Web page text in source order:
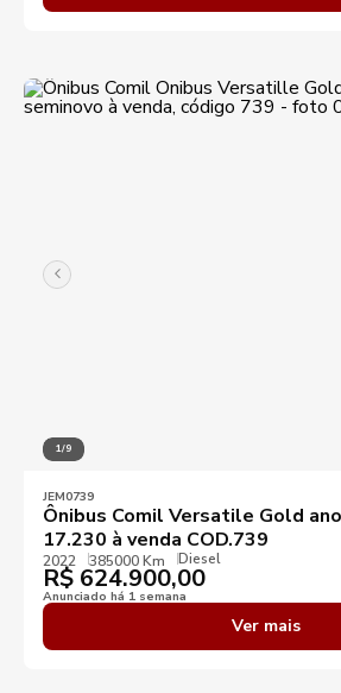
1/9
JEM0739
Ônibus Comil Versatile Gold
17.230 à venda COD.739
2022 385000 Km Diesel
R$ 624.900,00
Anunciado há 1 semana
Ver mais